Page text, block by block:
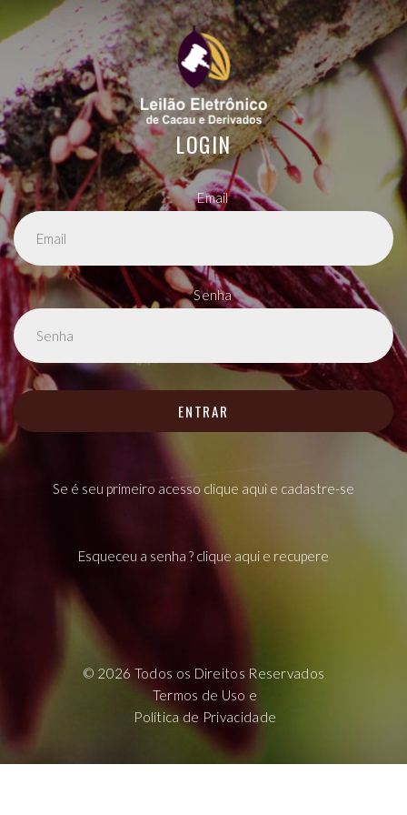
LOGIN
Email
Senha
ENTRAR
Se é seu primeiro acesso clique aqui e cadastre-se
Esqueceu a senha ? clique aqui e recupere
© 2026 Todos os Direitos Reservados
Termos de Uso e
Política de Privacidade